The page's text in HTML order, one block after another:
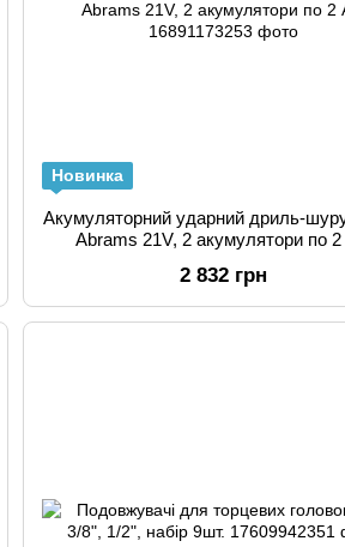
Новинка
Акумуляторний ударний дриль-
Abrams 21V, 2 акумулятори по 2
2 832 грн